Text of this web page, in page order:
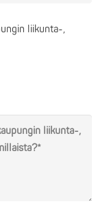
liikunta-,